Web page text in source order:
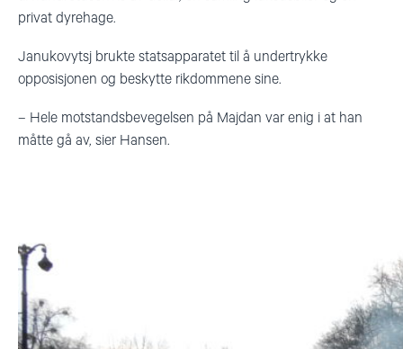
privat dyrehage.
Janukovytsj brukte statsapparatet til å undertrykke
opposisjonen og beskytte rikdommene sine.
– Hele motstandsbevegelsen på Majdan var enig i at han
måtte gå av, sier Hansen.